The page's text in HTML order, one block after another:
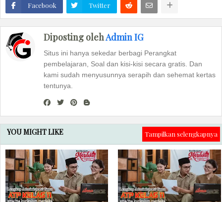
Facebook Twitter
Diposting olehAdmin IG
Situs ini hanya sekedar berbagi Perangkat
pembelajaran, Soal dan kisi-kisi secara gratis. Dan
kami sudah menyusunnya serapih dan sehemat kertas
tentunya.
YOU MIGHT LIKE Tampilkan selengkapnya